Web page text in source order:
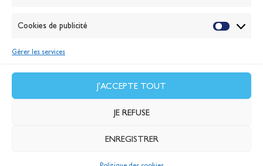
Cookies de publicité
Gérer les services
J'ACCEPTE TOUT
JE REFUSE
ENREGISTRER
ABONNEZ-VOUS
J'accepte lapolitique de confidentialité